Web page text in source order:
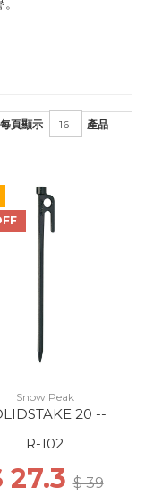
每頁顯示 產品
Snow Peak
20 --
R-102
27.3$ 39